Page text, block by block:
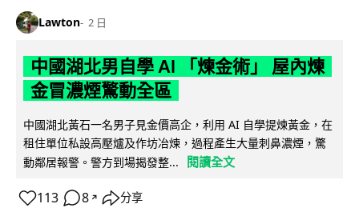
Lawton 2 日
中國湖北男自學 AI 「煉金術」 屋內煉
金冒濃煙驚動全區
中國湖北黃石一名男子見金價高企，利用 AI 自學提煉黃金，在
租住單位私設高壓爐及作坊冶煉，過程產生大量刺鼻濃煙，驚
動鄰居報警。警方到場揭發整...
閱讀全文
113 8 ↗ 分享